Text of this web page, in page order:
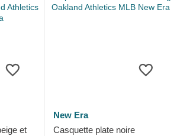
et
New Era
Casquette plate noire